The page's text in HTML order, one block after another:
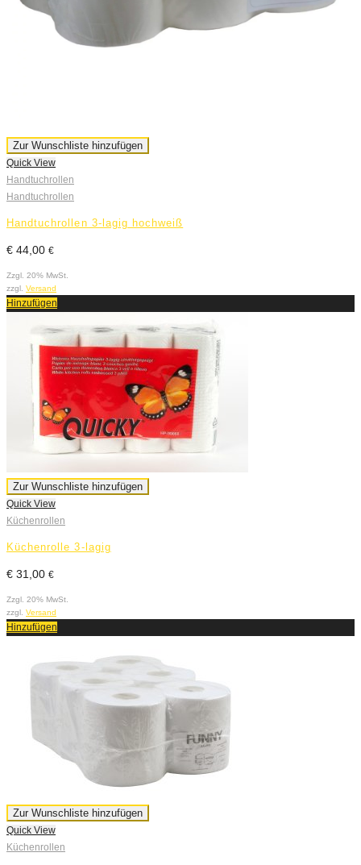
Zur Wunschliste hinzufügen
Quick View
Handtuchrollen
Handtuchrollen
Handtuchrollen 3-lagig hochweiß
€ 44,00 €
Zzgl. 20% MwSt.
zzgl. Versand
Hinzufügen
Zur Wunschliste hinzufügen
Quick View
Küchenrollen
Küchenrolle 3-lagig
€ 31,00 €
Zzgl. 20% MwSt.
zzgl. Versand
Hinzufügen
Zur Wunschliste hinzufügen
Quick View
Küchenrollen